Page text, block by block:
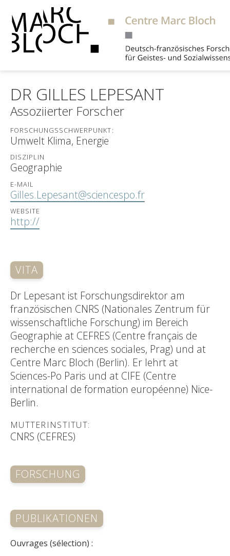
DR GILLES LEPESANT
Assoziierter Forscher
FORSCHUNGSSCHWERPUNKT:
Umwelt Klima, Energie
DISZIPLIN
Geographie
E-MAIL
Gilles.Lepesant@sciencespo.fr
WEBSITE
http://
VITA
Dr Lepesant ist Forschungsdirektor am
französischen CNRS (Nationales Zentrum für
wissenschaftliche Forschung) im Bereich
Geographie at CEFRES (Centre français de
recherche en sciences sociales, Prag) und at
Centre Marc Bloch (Berlin). Er lehrt at
Sciences-Po Paris und at CIFE (Centre
international de formation européenne) Nice-
Berlin.
MUTTERINSTITUT:
CNRS (CEFRES)
FORSCHUNG
PUBLIKATIONEN
Ouvrages (sélection) :